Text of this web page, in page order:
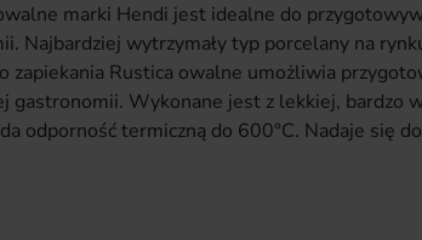
marki Hendi jest idealne do
Najbardziej wytrzymały typ porcelany na
zapiekania Rustica owalne umożliwia
gastronomii. Wykonane jest z lekkiej, bardzo
odporność termiczną do 600°C. Nadaje się